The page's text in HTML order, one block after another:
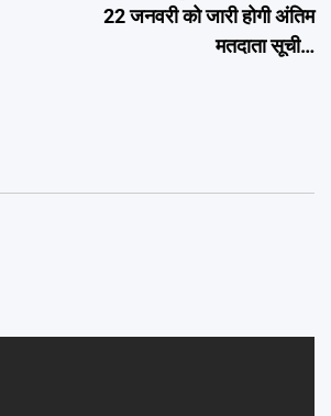
22 जनवरी को जारी होगी अंतिम
मतदाता सूची…